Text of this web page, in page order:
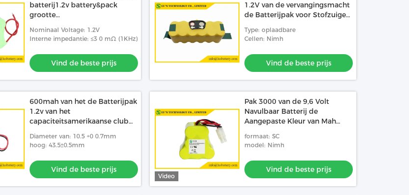
batterij1.2v battery&pack
grootte
Hydridebatterij Ni-MH
hulpmiddel van de de
batterijmacht het navulbare
Nominaal Voltage: 1.2V
Interne impedantie: ≤3 0 mΩ (1KHz)
Vind de beste prijs
1.2V van de vervangingsmacht
de Batterijpak voor Stofzuiger
Type: oplaadbare
Cellen: Nimh
Vind de beste prijs
600mah van het de Batterijpak
1.2v van het
capaciteitsamerikaanse club
het AMERIKAANSE CLUB VAN
AUTOMOBILISTENnimh
Batterijen de Navulbare
batterij 12v
Diameter van: 10.5 +0 0.7mm
hoog: 43.5±0.5mm
Vind de beste prijs
Video
Pak 3000 van de 9,6 Volt
Navulbaar Batterij de
Aangepaste Kleur van Mah
formaat: SC
model: Nimh
Vind de beste prijs